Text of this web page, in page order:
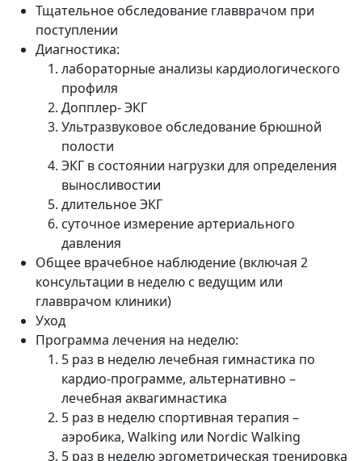
Тщательное обследование главврачом при
поступлении
Диагностика:
лабораторные анализы кардиологического
профиля
Допплер- ЭКГ
Ультразвуковое обследование брюшной
полости
ЭКГ в состоянии нагрузки для определения
выносливостии
длительное ЭКГ
суточное измерение артериального
давления
Общее врачебное наблюдение (включая 2
консультации в неделю с ведущим или
главврачом клиники)
Уход
Программа лечения на неделю:
5 раз в неделю лечебная гимнастика по
кардио-программе, альтернативно –
лечебная аквагимнастика
5 раз в неделю спортивная терапия –
аэробика, Walking или Nordic Walking
5 раз в неделю эргометрическая тренировка